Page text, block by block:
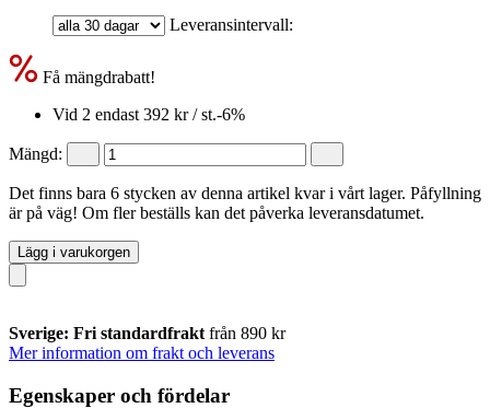
Leveransintervall:
Få mängdrabatt!
Vid 2 endast 392 kr/ st.-6%
Mängd:
Det finns bara 6 stycken av denna artikel kvar i vårt lager. Påfyllning
är på väg! Om fler beställs kan det påverka leveransdatumet.
Lägg i varukorgen
Sverige: Fri standardfrakt från 890 kr
Mer information om frakt och leverans
Egenskaper och fördelar